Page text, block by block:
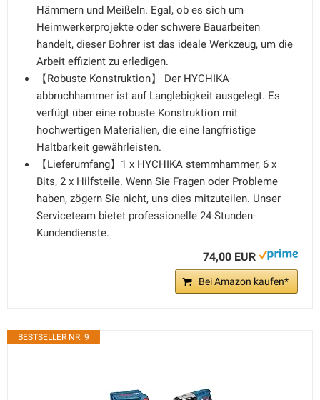
Hämmern und Meißeln. Egal, ob es sich um
Heimwerkerprojekte oder schwere Bauarbeiten
handelt, dieser Bohrer ist das ideale Werkzeug, um die
Arbeit effizient zu erledigen.
【Robuste Konstruktion】 Der HYCHIKA-
abbruchhammer ist auf Langlebigkeit ausgelegt. Es
verfügt über eine robuste Konstruktion mit
hochwertigen Materialien, die eine langfristige
Haltbarkeit gewährleisten.
【Lieferumfang】1 x HYCHIKA stemmhammer, 6 x
Bits, 2 x Hilfsteile. Wenn Sie Fragen oder Probleme
haben, zögern Sie nicht, uns dies mitzuteilen. Unser
Serviceteam bietet professionelle 24-Stunden-
Kundendienste.
74,00 EUR
Bei Amazon kaufen*
BESTSELLER NR. 9